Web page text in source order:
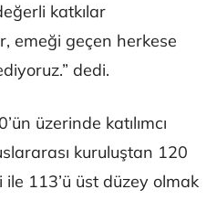
katkılar
emeği geçen herkese
dedi.
üzerinde katılımcı
kuruluştan 120
113’ü üst düzey olmak